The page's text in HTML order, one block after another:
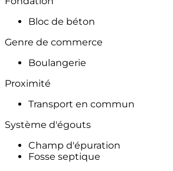
Bloc de béton
Genre de commerce
Boulangerie
Proximité
Transport en commun
Système d'égouts
Champ d'épuration
Fosse septique